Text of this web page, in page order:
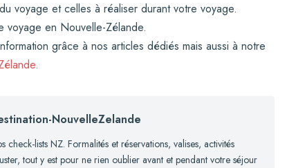
voyage et celles à réaliser durant votre voyage.
voyage en Nouvelle-Zélande.
grâce à nos articles dédiés mais aussi à notre
NouvelleZelande
check-lists NZ. Formalités et réservations, valises, activités
tout y est pour ne rien oublier avant et pendant votre séjour